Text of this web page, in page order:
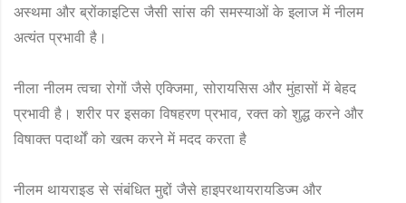
अस्थमा और ब्रोंकाइटिस जैसी सांस की समस्याओं के इलाज में नीलम
अत्यंत प्रभावी है।
नीला नीलम त्वचा रोगों जैसे एक्जिमा, सोरायसिस और मुंहासों में बेहद
प्रभावी है। शरीर पर इसका विषहरण प्रभाव, रक्त को शुद्ध करने और
विषाक्त पदार्थों को खत्म करने में मदद करता है
नीलम थायराइड से संबंधित मुद्दों जैसे हाइपरथायरायडिज्म और